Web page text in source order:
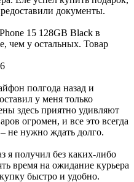
документы.
15 128GB Black в
чем у остальных. Товар
полгода назад и
у меня только
здесь приятно удивляют
огромен, и все это всегда
не нужно ждать долго.
я получил без каких-либо
время на ожидание курьера
быстро и удобно.